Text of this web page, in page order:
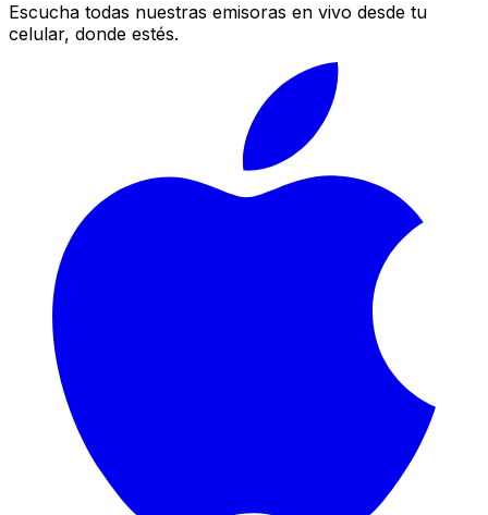
Escucha todas nuestras emisoras en vivo desde tu
celular, donde estés.